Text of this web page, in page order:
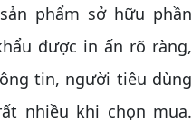
phẩm sở hữu phần
được in ấn rõ ràng,
tin, người tiêu dùng
nhiều khi chọn mua.